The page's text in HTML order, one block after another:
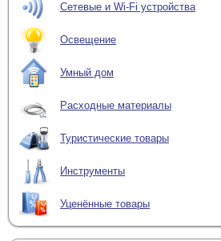
Сетевые и Wi-Fi устройства
Освещение
Умный дом
Расходные материалы
Туристические товары
Инструменты
Уценённые товары